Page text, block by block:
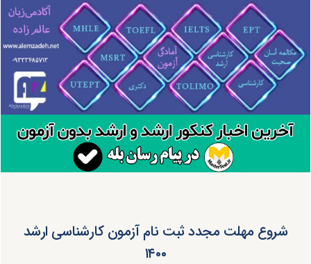
شروع مهلت مجدد ثبت نام آزمون کارشناسی ارشد
۱۴۰۰